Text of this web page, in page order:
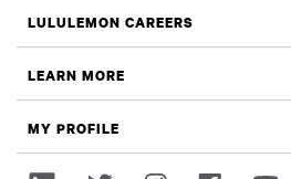
LULULEMON CAREERS
Search Jobs
LEARN MORE
Sustainability and Social Impact
MY PROFILE
Sign In